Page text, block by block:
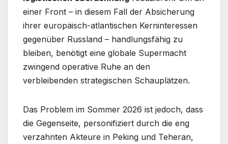
einer Front – in diesem Fall der Absicherung
ihrer europäisch-atlantischen Kerninteressen
gegenüber Russland – handlungsfähig zu
bleiben, benötigt eine globale Supermacht
zwingend operative Ruhe an den
verbleibenden strategischen Schauplätzen.
Das Problem im Sommer 2026 ist jedoch, dass
die Gegenseite, personifiziert durch die eng
verzahnten Akteure in Peking und Teheran,